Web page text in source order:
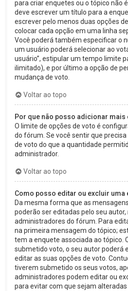
para criar enquetes ou o tópico não
deve escrever um título para a
escrever pelo menos duas opções
colocar cada opção em uma linha
Você poderá também especificar o
um usuário poderá selecionar ao
usuário”, estipular um tempo limite
ilimitado), e por último a opção de
mudança de voto.
Voltar ao topo
Por que não posso adicionar mais
O limite de opções de voto é
do fórum. Se você sentir que
de voto do que a quantidade
administrador.
Voltar ao topo
Como posso editar ou excluir uma
Da mesma forma que as
poderão ser editadas pelo seu
administradores do fórum. Para
na primeira mensagem do tópico;
tem a enquete associada ao tópico.
submetido voto, o seu autor poderá
editar as suas opções de voto.
tiverem submetido os seus votos,
administradores podem editar ou
para evitar com que sejam